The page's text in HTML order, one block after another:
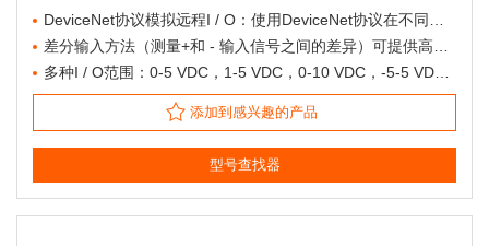
最多可以扩展63个单元，而只需使用通信连接即可轻松
构建电力和通信系统。 各种用户友好的功能和简单的安
装方法允许在不同的设备中灵活地应用。
DeviceNet协议模拟远程I / O：使用DeviceNet协议在不同设备之间进行通信
差分输入方法（测量+和 - 输入信号之间的差异）可提供高测量精度（0.3％）和出色的抗噪声能力
多种I / O范围：0-5 VDC，1-5 VDC，0-10 VDC，-5-5 VDC，-10-10 VDC，DC 4-20 mA，DC 0-20 mA
添加到感兴趣的产品
型号查找器